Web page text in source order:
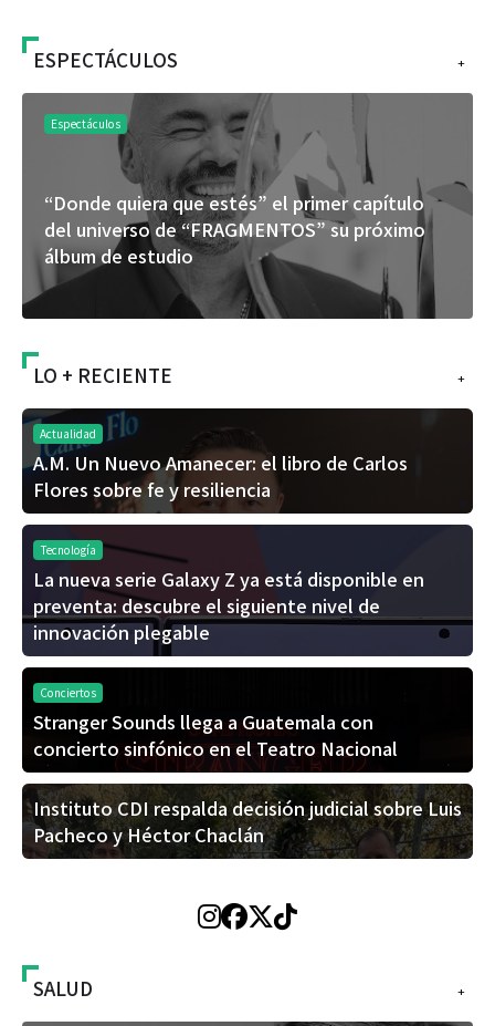
+
ESPECTÁCULOS
Espectáculos
“Donde quiera que estés” el primer capítulo
del universo de “FRAGMENTOS” su próximo
álbum de estudio
+
LO + RECIENTE
Actualidad
A.M. Un Nuevo Amanecer: el libro de Carlos
Flores sobre fe y resiliencia
Tecnología
La nueva serie Galaxy Z ya está disponible en
preventa: descubre el siguiente nivel de
innovación plegable
Conciertos
Stranger Sounds llega a Guatemala con
concierto sinfónico en el Teatro Nacional
Instituto CDI respalda decisión judicial sobre Luis
Pacheco y Héctor Chaclán
+
SALUD